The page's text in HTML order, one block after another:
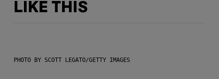
LIKE THIS
PHOTO BY SCOTT LEGATO/GETTY IMAGES